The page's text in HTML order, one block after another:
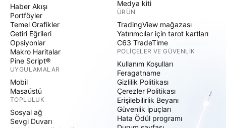
Haber Akışı
Portföyler
Temel Grafikler
Getiri Eğrileri
Opsiyonlar
Makro Haritalar
Pine Script®
UYGULAMALAR
Mobil
Masaüstü
TOPLULUK
Sosyal ağ
Sevgi Duvarı
Medya kiti
ÜRÜN
TradingView mağazası
Yatırımcılar için tarot kartları
C63 TradeTime
POLIÇELER VE GÜVENLIK
Kullanım Koşulları
Feragatname
Gizlilik Politikası
Çerezler Politikası
Erişilebilirlik Beyanı
Güvenlik ipuçları
Hata Ödül programı